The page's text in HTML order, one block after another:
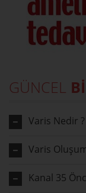
GÜNCEL
Varis Nedir ?
Varis
Kanal 35